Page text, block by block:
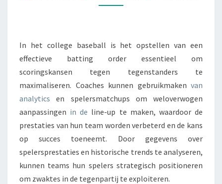
ANALYTICS,
In het college baseball is het opstellen van een
effectieve batting order essentieel om
scoringskansen tegen tegenstanders te
maximaliseren. Coaches kunnen gebruikmaken van
analytics en spelersmatchups om weloverwogen
aanpassingen in de line-up te maken, waardoor de
prestaties van hun team worden verbeterd en de kans
op succes toeneemt. Door gegevens over
spelersprestaties en historische trends te analyseren,
kunnen teams hun spelers strategisch positioneren
om zwaktes in de tegenpartij te exploiteren.